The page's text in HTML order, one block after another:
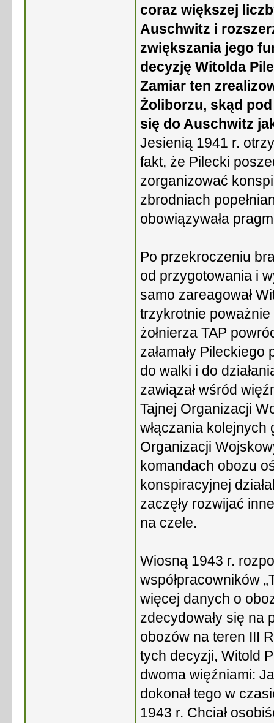
coraz większej
Auschwitz i
zwiększania jego
decyzję Witolda
Zamiar ten
Żoliborzu, skąd
się do Auschwitz
Jesienią 1941 r.
fakt, że Pilecki
zorganizować
zbrodniach
obowiązywała
Po przekroczeniu
od przygotowania i
samo zareagował
trzykrotnie
żołnierza TAP
załamały
do walki i do
zawiązał wśród
Tajnej Organizacji
włączania
Organizacji
komandach obozu
konspiracyjnej
zaczęły rozwijać
na czele.
Wiosną 1943 r.
współpracowników
więcej danych o
zdecydowały się na
obozów na teren III
tych decyzji, Witold
dwoma więźniami:
dokonał tego w
1943 r. Chciał